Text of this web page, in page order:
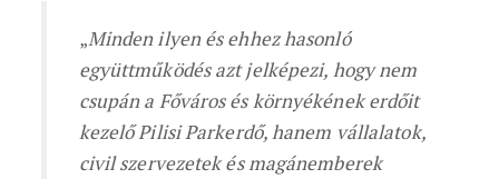
„Minden ilyen és ehhez hasonló
együttműködés azt jelképezi, hogy nem
csupán a Főváros és környékének erdőit
kezelő Pilisi Parkerdő, hanem vállalatok,
civil szervezetek és magánemberek